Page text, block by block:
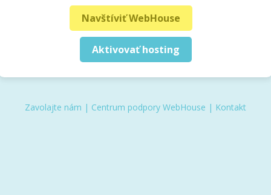
Navštíviť WebHouse
Aktivovať hosting
Zavolajte nám | Centrum podpory WebHouse | Kontakt